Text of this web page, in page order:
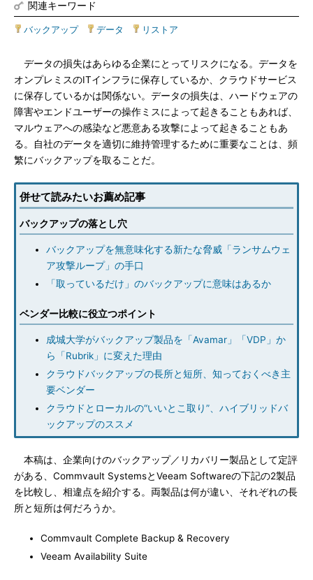
関連キーワード
バックアップ| データ リストア
データの損失はあらゆる企業にとってリスクになる。データを
オンプレミスのITインフラに保存しているか、クラウドサービス
に保存しているかは関係ない。データの損失は、ハードウェアの
障害やエンドユーザーの操作ミスによって起きることもあれば、
マルウェアへの感染など悪意ある攻撃によって起きることもあ
る。自社のデータを適切に維持管理するために重要なことは、頻
繁にバックアップを取ることだ。
併せて読みたいお薦め記事
バックアップの落とし穴
バックアップを無意味化する新たな脅威「ランサムウェ
ア攻撃ループ」の手口
「取っているだけ」のバックアップに意味はあるか
ベンダー比較に役立つポイント
成城大学がバックアップ製品を「Avamar」「VDP」か
ら「Rubrik」に変えた理由
クラウドバックアップの長所と短所、知っておくべき主
要ベンダー
クラウドとローカルの“いいとこ取り”、ハイブリッドバ
ックアップのススメ
本稿は、企業向けのバックアップ／リカバリー製品として定評
がある、Commvault SystemsとVeeam Softwareの下記の2製品
を比較し、相違点を紹介する。両製品は何が違い、それぞれの長
所と短所は何だろうか。
Commvault Complete Backup & Recovery
Veeam Availability Suite